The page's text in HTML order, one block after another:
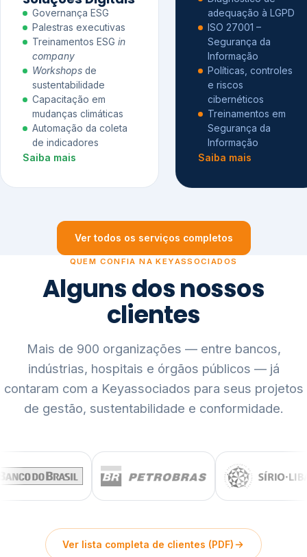
Governança ESG
Palestras executivas
Treinamentos ESG in
company
Workshops de
sustentabilidade
Capacitação em
mudanças climáticas
Automação da coleta
de indicadores
Saiba mais
adequação à LGPD
ISO 27001 –
Segurança da
Informação
Políticas, controles
e riscos
cibernéticos
Treinamentos em
Segurança da
Informação
Saiba mais
Ver todos os serviços completos
QUEM CONFIA NA KEYASSOCIADOS
Alguns dos nossos
clientes
Mais de 900 organizações — entre bancos,
indústrias, hospitais e órgãos públicos — já
contaram com a Keyassociados para seus projetos
de gestão, sustentabilidade e conformidade.
Ver lista completa de clientes (PDF)